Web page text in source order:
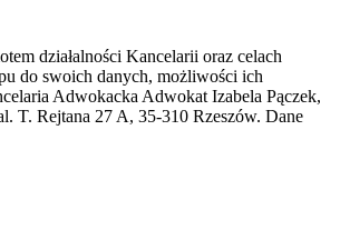
działalności Kancelarii oraz celach
do swoich danych, możliwości ich
Adwokacka Adwokat Izabela Pączek,
T. Rejtana 27 A, 35-310 Rzeszów. Dane